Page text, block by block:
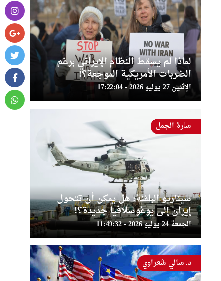
لماذا لم يسقط النظام الإيراني برغم
الضربات الأمريكية الموجعة؟!
الإثنين 27 يوليو 2026 - 17:22:04
سيناريو البلقنة: هل يمكن أن تتحول
إيران إلى يوغوسلافيا جديدة؟!
الجمعة 24 يوليو 2026 - 11:49:32
سارة الجمل
د. سالي شعراوي